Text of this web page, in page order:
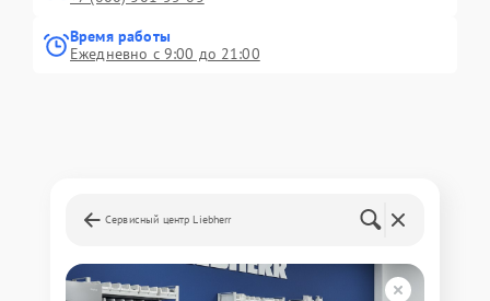
Время работы
Ежедневно с 9:00 до 21:00
Сервисный центр Liebherr